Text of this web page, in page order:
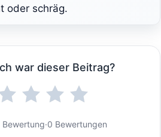
oder schräg.
war dieser Beitrag?
Bewertung·0 Bewertungen